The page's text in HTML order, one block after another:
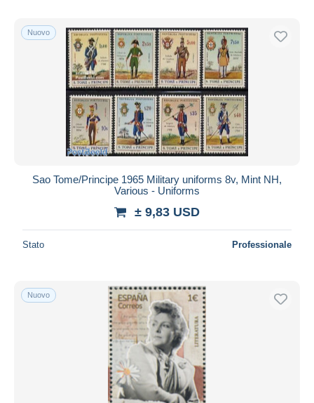
Nuovo
Sao Tome/Principe 1965 Military uniforms 8v, Mint NH,
Various - Uniforms
± 9,83 USD
Stato Professionale
Nuovo